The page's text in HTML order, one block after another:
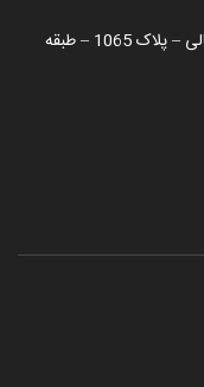
بزرگراه رسالت – بین 16 متری اول و دوم شمالی – پلاک 1065 – طبقه